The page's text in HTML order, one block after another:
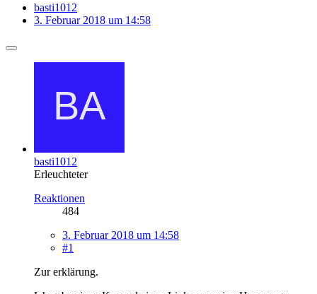
basti1012
3. Februar 2018 um 14:58
basti1012
Erleuchteter
Reaktionen
484
3. Februar 2018 um 14:58
#1
Zur erklärung.